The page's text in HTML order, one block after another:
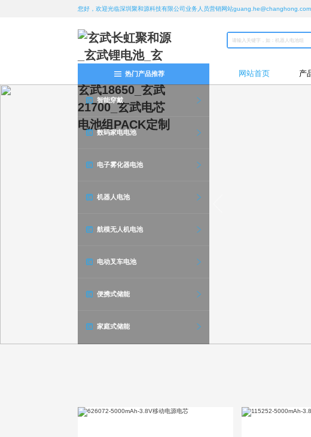
您好，欢迎光临深圳聚和源科技有限公司业务人员营销网站guang.he@changhong.com
热门产品推荐
智能穿戴
数码家电电池
电子雾化器电池
机器人电池
航模无人机电池
电动叉车电池
便携式储能
家庭式储能
网站首页 产